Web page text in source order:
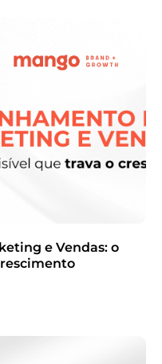
e Vendas: o